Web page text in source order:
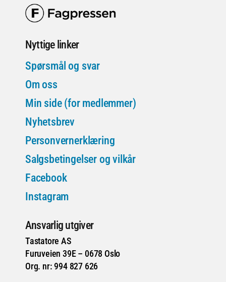
Nyttige linker
Spørsmål og svar
Om oss
Min side (for medlemmer)
Nyhetsbrev
Personvernerklæring
Salgsbetingelser og vilkår
Facebook
Instagram
Ansvarlig utgiver
Tastatore AS
Furuveien 39E – 0678 Oslo
Org. nr: 994 827 626